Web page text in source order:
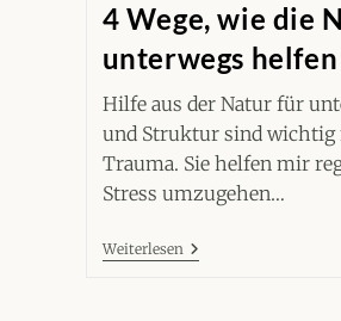
4 Wege, wie die
unterwegs
Hilfe aus der Natur für
und Struktur sind
Trauma. Sie helfen mir
Stress umzugehen…
Weiterlesen4